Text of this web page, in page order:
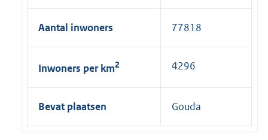
Aantal inwoners 77818
Inwoners per km2 4296
Bevat plaatsen Gouda